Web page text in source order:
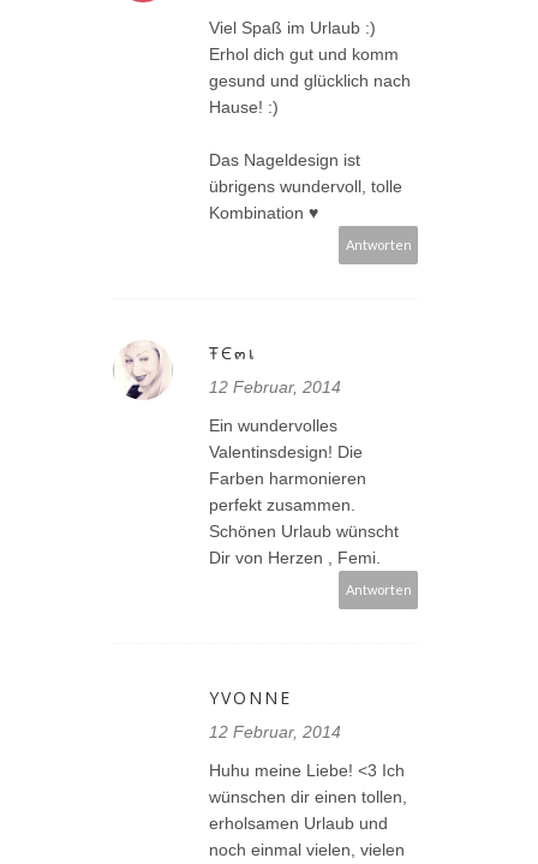
Viel Spaß im Urlaub :)
Erhol dich gut und komm
gesund und glücklich nach
Hause! :)
Das Nageldesign ist
übrigens wundervoll, tolle
Kombination ♥
Antworten
ŦЄ๓เ
12 Februar, 2014
Ein wundervolles
Valentinsdesign! Die
Farben harmonieren
perfekt zusammen.
Schönen Urlaub wünscht
Dir von Herzen , Femi.
Antworten
YVONNE
12 Februar, 2014
Huhu meine Liebe! <3 Ich
wünschen dir einen tollen,
erholsamen Urlaub und
noch einmal vielen, vielen